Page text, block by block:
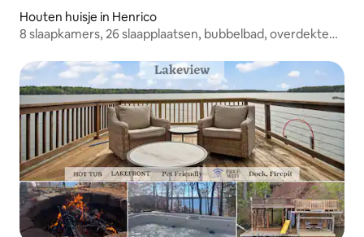
Houten huisje in Henrico
8 slaapkamers, 26 slaapplaatsen, bubbelbad, overdekte